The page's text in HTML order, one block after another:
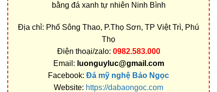
bằng đá xanh tự nhiên Ninh Bình
Địa chỉ: Phố Sông Thao, P.Thọ Sơn, TP Việt Trì, Phú
Thọ
Điện thoại/zalo: 0982.583.000
Email: luonguyluc@gmail.com
Facebook: Đá mỹ nghệ Bảo Ngọc
Website: https://dabaongoc.com